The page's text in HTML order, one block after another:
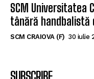
SCM Universitatea
tânără handbalistă
SCM CRAIOVA (F) 30 iulie